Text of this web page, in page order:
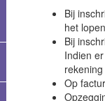
Bij
het
Bij
Indien
Op